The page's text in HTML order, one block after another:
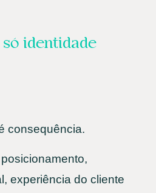
identidade
consequência.
experiência do cliente